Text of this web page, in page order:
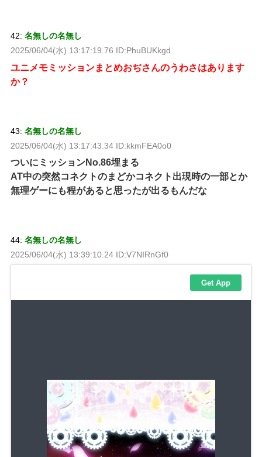
42: 名無しの名無し
2025/06/04(水) 13:17:19.76 ID:PhuBUKkgd
ユニメモミッションまとめおぢさんのうわさはあります
か？
43: 名無しの名無し
2025/06/04(水) 13:17:43.34 ID:kkmFEA0o0
ついにミッションNo.86埋まる
AT中の突然コネクトのまどかコネクト出現時の一部とか
無理ゲーにも程があると思ったが出るもんだな
44: 名無しの名無し
2025/06/04(水) 13:39:10.24 ID:V7NIRnGf0